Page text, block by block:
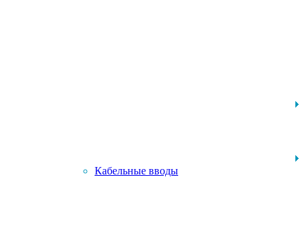
Кабельные вводы